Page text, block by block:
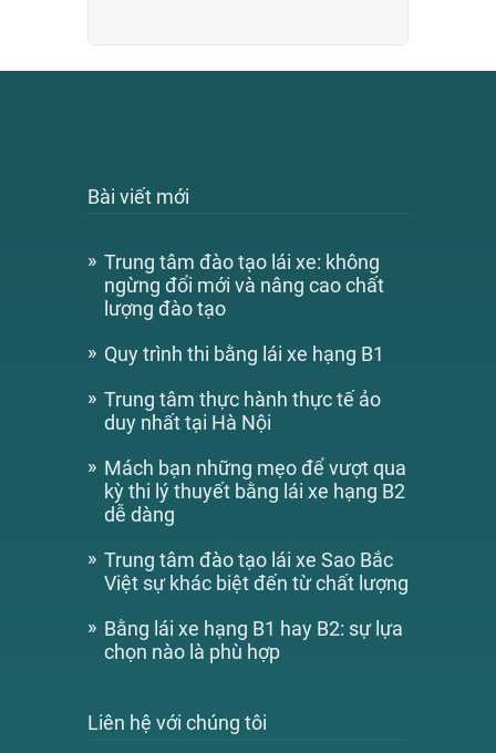
Bài viết mới
Trung tâm đào tạo lái xe: không
ngừng đổi mới và nâng cao chất
lượng đào tạo
Quy trình thi bằng lái xe hạng B1
Trung tâm thực hành thực tế ảo
duy nhất tại Hà Nội
Mách bạn những mẹo để vượt qua
kỳ thi lý thuyết bằng lái xe hạng B2
dễ dàng
Trung tâm đào tạo lái xe Sao Bắc
Việt sự khác biệt đến từ chất lượng
Bằng lái xe hạng B1 hay B2: sự lựa
chọn nào là phù hợp
Liên hệ với chúng tôi